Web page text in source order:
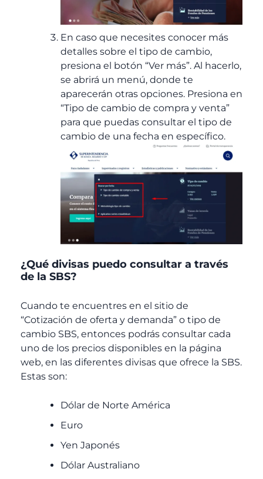
En caso que necesites conocer más
detalles sobre el tipo de cambio,
presiona el botón “Ver más”. Al hacerlo,
se abrirá un menú, donde te
aparecerán otras opciones. Presiona en
“Tipo de cambio de compra y venta”
para que puedas consultar el tipo de
cambio de una fecha en específico.
¿Qué divisas puedo consultar a través
de la SBS?
Cuando te encuentres en el sitio de
“Cotización de oferta y demanda” o tipo de
cambio SBS, entonces podrás consultar cada
uno de los precios disponibles en la página
web, en las diferentes divisas que ofrece la SBS.
Estas son:
Dólar de Norte América
Euro
Yen Japonés
Dólar Australiano